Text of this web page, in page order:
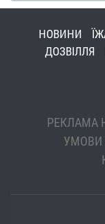
НОВИНИ
ДОЗВІЛЛЯ
РЕКЛАМА
УМОВИ